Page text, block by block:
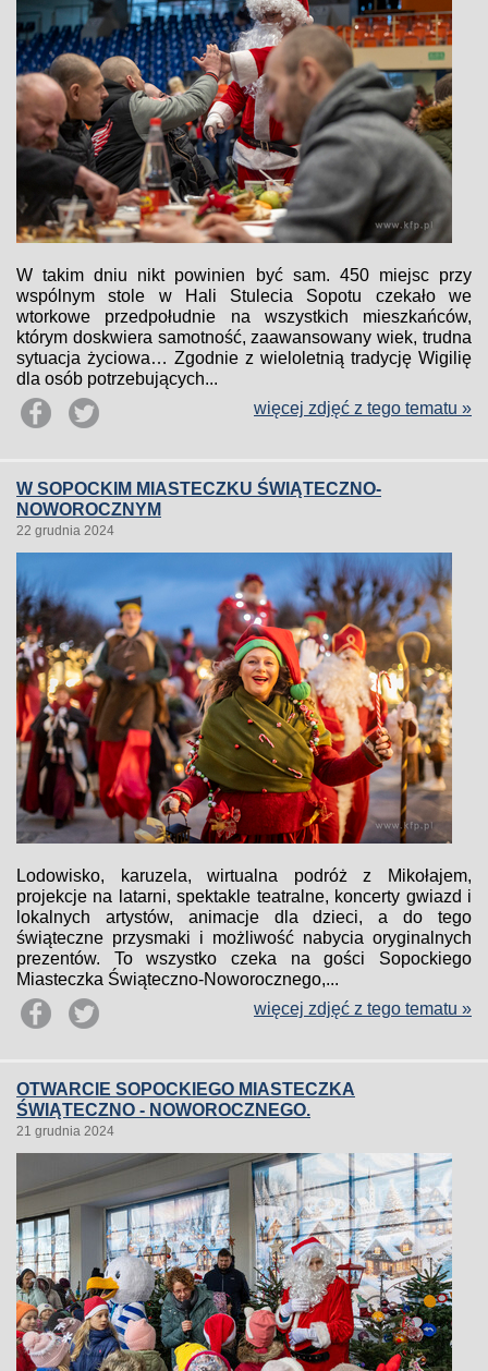
W takim dniu nikt powinien być sam. 450 miejsc przy
wspólnym stole w Hali Stulecia Sopotu czekało we
wtorkowe przedpołudnie na wszystkich mieszkańców,
którym doskwiera samotność, zaawansowany wiek, trudna
sytuacja życiowa… Zgodnie z wieloletnią tradycję Wigilię
dla osób potrzebujących...
więcej zdjęć z tego tematu »
W SOPOCKIM MIASTECZKU ŚWIĄTECZNO-
NOWOROCZNYM
22 grudnia 2024
Lodowisko, karuzela, wirtualna podróż z Mikołajem,
projekcje na latarni, spektakle teatralne, koncerty gwiazd i
lokalnych artystów, animacje dla dzieci, a do tego
świąteczne przysmaki i możliwość nabycia oryginalnych
prezentów. To wszystko czeka na gości Sopockiego
Miasteczka Świąteczno-Noworocznego,...
więcej zdjęć z tego tematu »
OTWARCIE SOPOCKIEGO MIASTECZKA
ŚWIĄTECZNO - NOWOROCZNEGO.
21 grudnia 2024